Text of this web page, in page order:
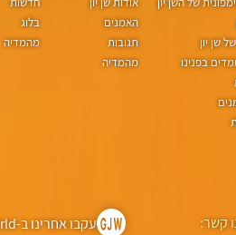
שן יון
בפנינו
האמנים
תגובות
מהמדיה
בלוג
מהמדיה
קשר: עקבו אחרינו ב-Gan Jing World